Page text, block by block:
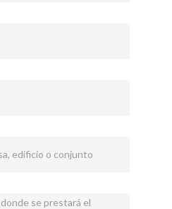
edificio o conjunto
se prestará el